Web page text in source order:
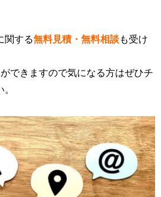
関する無料見積・無料相談も受け
できますので気になる方はぜひチ